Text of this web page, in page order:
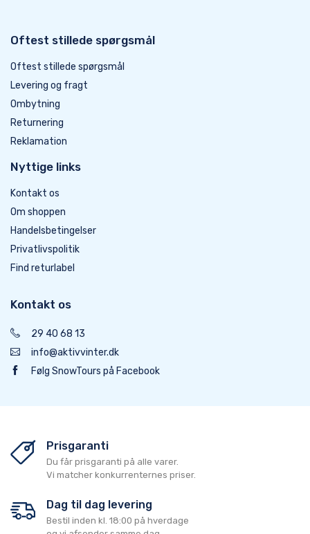
Oftest stillede spørgsmål
Oftest stillede spørgsmål
Levering og fragt
Ombytning
Returnering
Reklamation
Nyttige links
Kontakt os
Om shoppen
Handelsbetingelser
Privatlivspolitik
Find returlabel
Kontakt os
29 40 68 13
info@aktivvinter.dk
Følg SnowTours på Facebook
Prisgaranti
Du får prisgaranti på alle varer.
Vi matcher konkurrenternes priser.
Dag til dag levering
Bestil inden kl. 18:00 på hverdage